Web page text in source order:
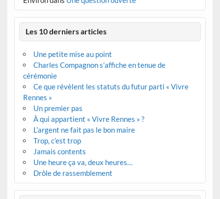
Les 10 derniers articles
Une petite mise au point
Charles Compagnon s’affiche en tenue de
cérémonie
Ce que révèlent les statuts du futur parti « Vivre
Rennes »
Un premier pas
À qui appartient « Vivre Rennes » ?
L’argent ne fait pas le bon maire
Trop, c’est trop
Jamais contents
Une heure ça va, deux heures…
Drôle de rassemblement